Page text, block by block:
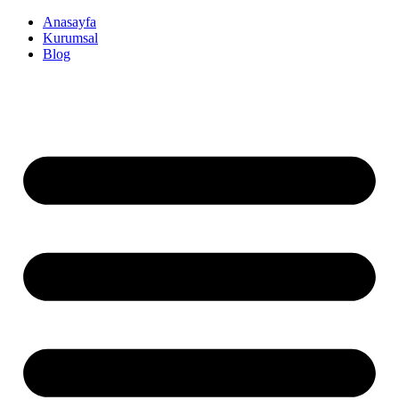
İçeriğe Anasayfa
Kurumsal
Blog